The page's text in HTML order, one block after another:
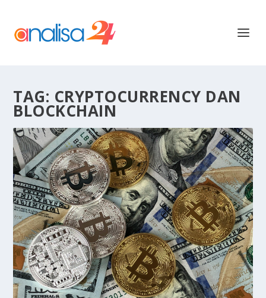
TAG: CRYPTOCURRENCY DAN
BLOCKCHAIN